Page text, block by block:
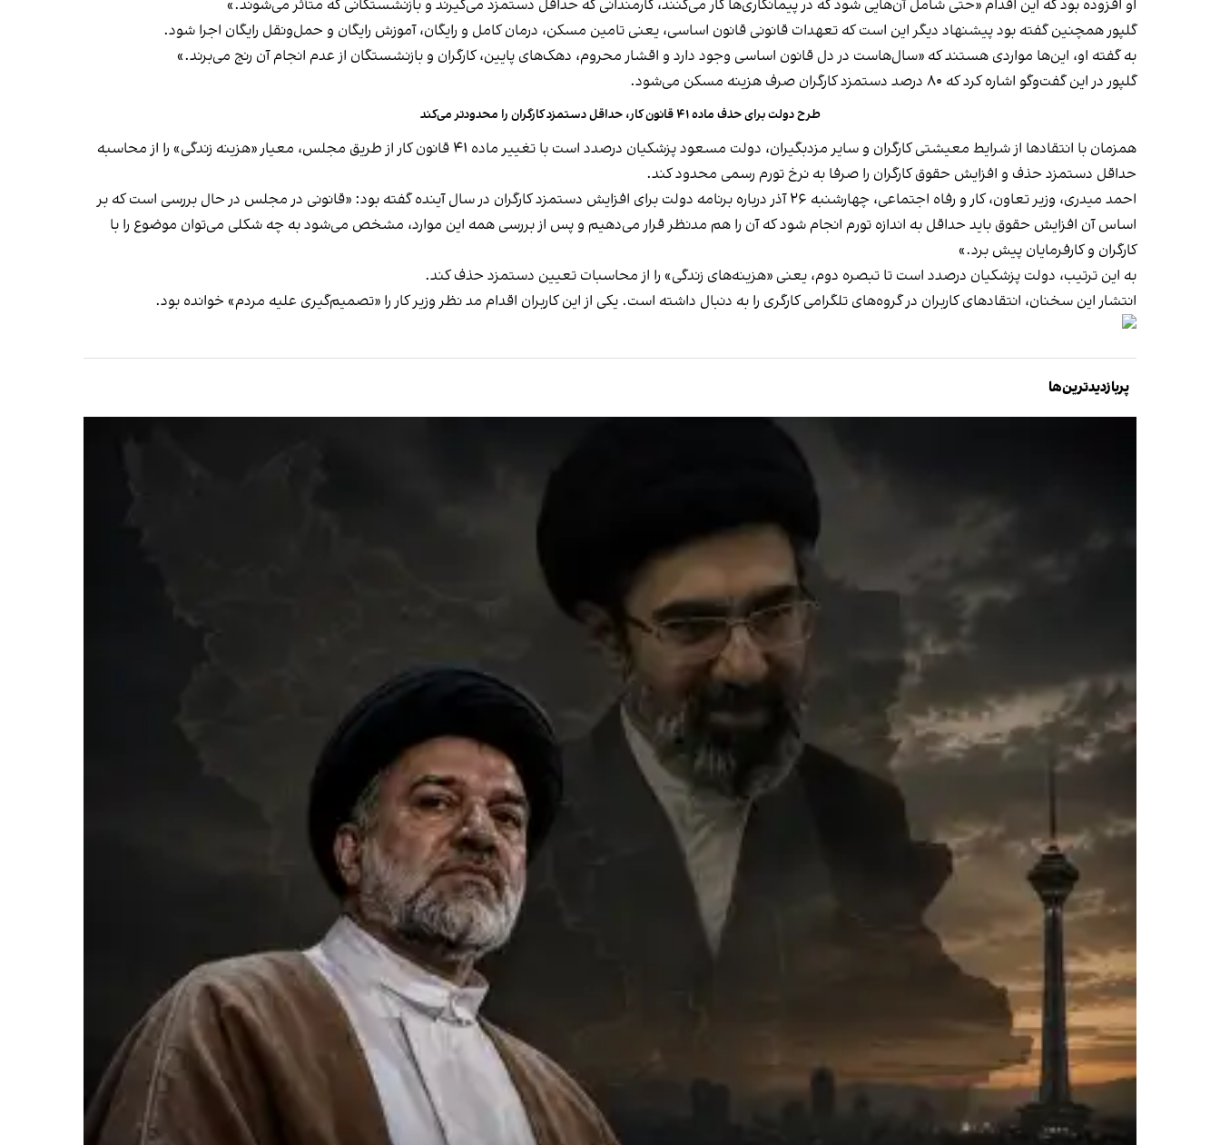
او افزوده بود که این اقدام «حتی شامل آن‌هایی شود که در پیمانکاری‌ها کار می‌کنند، کارمندانی که حداقل دستمزد می‌گیرند و بازنشستگانی که متأثر می‌شوند.»
گلپور همچنین گفته بود پیشنهاد دیگر این است که تعهدات قانونی قانون اساسی، یعنی تامین مسکن، درمان کامل و رایگان، آموزش رایگان و حمل‌ونقل رایگان اجرا شود.
به گفته او، این‌ها مواردی هستند که «سال‌هاست در دل قانون اساسی وجود دارد و اقشار محروم، دهک‌های پایین، کارگران و بازنشستگان از عدم انجام آن رنج می‌برند.»
گلپور در این گفت‌وگو اشاره کرد که ۸۰ درصد دستمزد کارگران صرف هزینه مسکن می‌شود.
طرح دولت برای حذف ماده ۴۱ قانون کار، حداقل دستمزد کارگران را محدودتر می‌کند
همزمان با انتقادها از شرایط معیشتی کارگران و سایر مزدبگیران، دولت مسعود پزشکیان درصدد است با تغییر ماده ۴۱ قانون کار از طریق مجلس، معیار «هزینه زندگی» را از محاسبه
حداقل دستمزد حذف و افزایش حقوق کارگران را صرفا به نرخ تورم رسمی محدود کند.
احمد میدری، وزیر تعاون، کار و رفاه اجتماعی، چهارشنبه ۲۶ آذر درباره برنامه دولت برای افزایش دستمزد کارگران در سال آینده گفته بود: «قانونی در مجلس در حال بررسی است که بر
اساس آن افزایش حقوق باید حداقل به اندازه تورم انجام شود که آن را هم مدنظر قرار می‌دهیم و پس از بررسی همه این موارد، مشخص می‌شود به چه شکلی می‌توان موضوع را با
کارگران و کارفرمایان پیش برد.»
به این ترتیب، دولت پزشکیان درصدد است تا تبصره دوم،‌ یعنی «هزینه‌های زندگی» را از محاسبات تعیین دستمزد حذف کند.
انتشار این سخنان، ‌انتقادهای کاربران در گروه‌های تلگرامی کارگری را به دنبال داشته است. یکی از این کاربران اقدام مد نظر وزیر کار را «تصمیم‌گیری علیه مردم» خوانده بود.
پربازدیدترین‌ها